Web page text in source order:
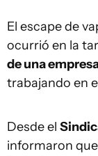
El escape de
ocurrió en la
de una
trabajando en
Desde el
informaron